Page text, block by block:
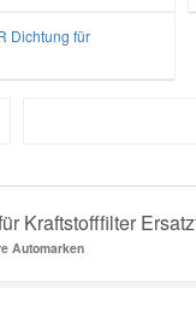
Dichtung für
Kraftstofffilter
Automarken